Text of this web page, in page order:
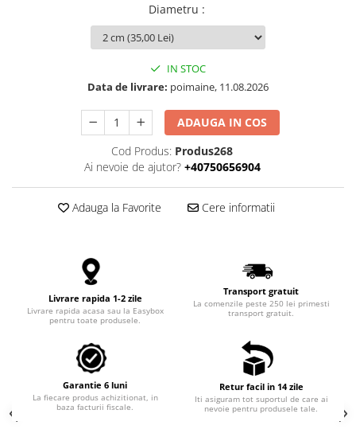
Diametru :
IN STOC
Data de livrare: poimaine, 11.08.2026
ADAUGA IN COS
Cod Produs: Produs268
Ai nevoie de ajutor? +40750656904
Adauga la Favorite Cere informatii
Livrare rapida 1-2 zile
Livrare rapida acasa sau la Easybox
pentru toate produsele.
Transport gratuit
La comenzile peste 250 lei primesti
transport gratuit.
Garantie 6 luni
La fiecare produs achizitionat, in
baza facturii fiscale.
Retur facil in 14 zile
Iti asiguram tot suportul de care ai
nevoie pentru produsele tale.